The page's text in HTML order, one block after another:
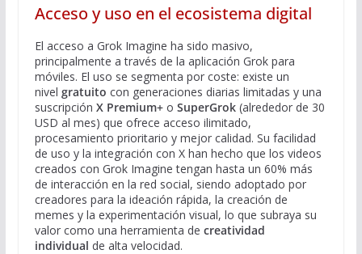
Acceso y uso en el ecosistema digital
El acceso a Grok Imagine ha sido masivo,
principalmente a través de la aplicación Grok para
móviles. El uso se segmenta por coste: existe un
nivel gratuito con generaciones diarias limitadas y una
suscripción X Premium+o SuperGrok(alrededor de 30
USD al mes) que ofrece acceso ilimitado,
procesamiento prioritario y mejor calidad. Su facilidad
de uso y la integración con X han hecho que los videos
creados con Grok Imagine tengan hasta un 60% más
de interacción en la red social, siendo adoptado por
creadores para la ideación rápida, la creación de
memes y la experimentación visual, lo que subraya su
valor como una herramienta de creatividad
individual de alta velocidad.